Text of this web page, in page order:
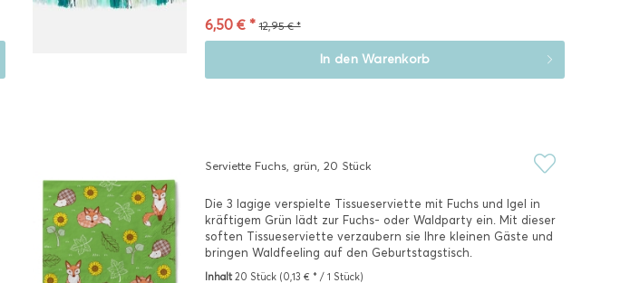
6,50 € * 12,95 € *
In den Warenkorb
Serviette Fuchs, grün, 20 Stück
Die 3 lagige verspielte Tissueserviette mit Fuchs und Igel in
kräftigem Grün lädt zur Fuchs- oder Waldparty ein. Mit dieser
soften Tissueserviette verzaubern sie Ihre kleinen Gäste und
bringen Waldfeeling auf den Geburtstagstisch.
Inhalt20 Stück (0,13 € * / 1 Stück)